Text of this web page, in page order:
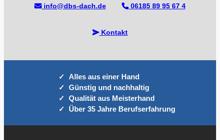
info@dbs-dach.de 06185 89 95 67 4
Kontakt
Alles aus einer Hand
Günstig und nachhaltig
Qualität aus Meisterhand
Über 35 Jahre Berufserfahrung